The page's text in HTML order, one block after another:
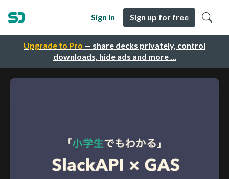
Upgrade to Pro — share decks privately, control
downloads, hide ads and more …
Sign in Sign up for free